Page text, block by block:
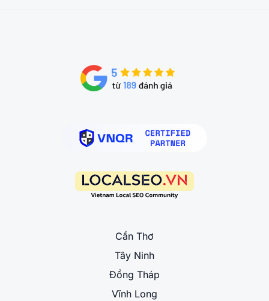
Cần Thơ
Tây Ninh
Đồng Tháp
Vĩnh Long